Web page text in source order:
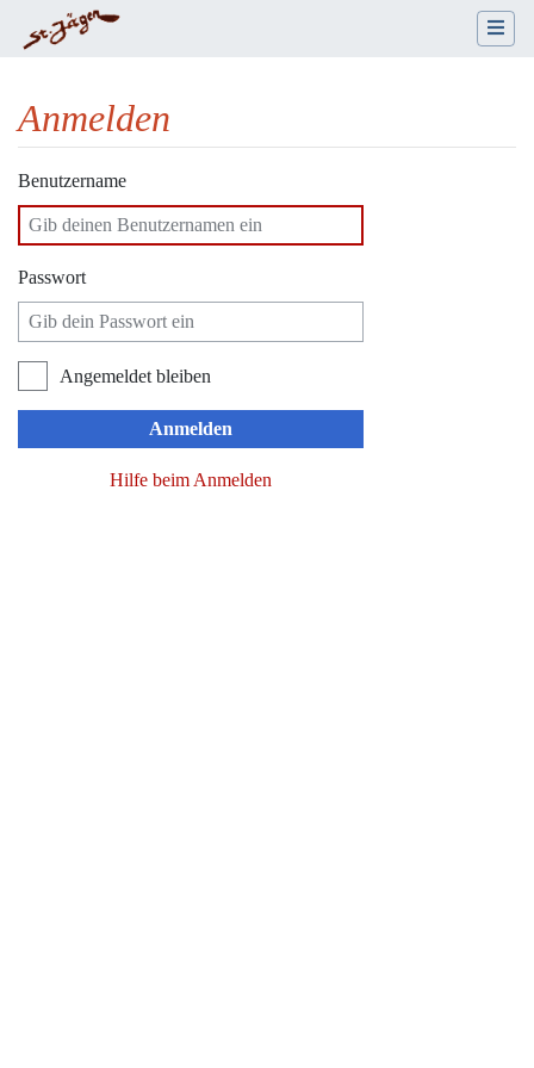
Anmelden
Wechseln zu:Navigation
Benutzername
Passwort
Angemeldet bleiben
Anmelden
Hilfe beim Anmelden